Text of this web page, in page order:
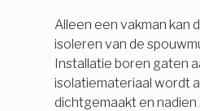
Alleen een vakman kan
isoleren van de
Installatie boren gaten
isolatiemateriaal wordt
dichtgemaakt en